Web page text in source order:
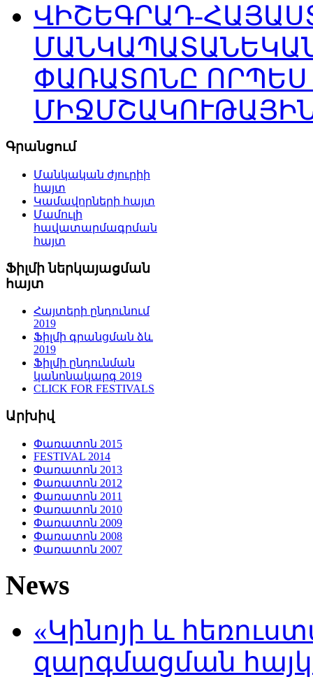
ՎԻՇԵԳՐԱԴ-
ՓԱՌԱՏՈՆԸ
Գրանցում
Մանկական ժյուրիի
հայտ
Կամավորների հայտ
Մամուլի
հավատարմագրման
հայտ
Ֆիլմի ներկայացման
հայտ
Հայտերի ընդունում
2019
Ֆիլմի գրանցման ձև
2019
Ֆիլմի ընդունման
կանոնակարգ 2019
CLICK FOR FESTIVALS
Արխիվ
Փառատոն 2015
FESTIVAL 2014
Փառատոն 2013
Փառատոն 2012
Փառատոն 2011
Փառատոն 2010
Փառատոն 2009
Փառատոն 2008
Փառատոն 2007
News
«Կինոյի և
զարգմացման